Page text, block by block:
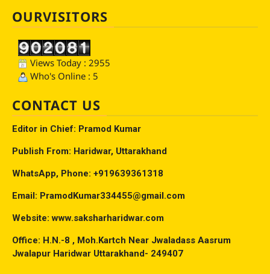
OURVISITORS
Views Today : 2955
Who's Online : 5
CONTACT US
Editor in Chief: Pramod Kumar
Publish From: Haridwar, Uttarakhand
WhatsApp, Phone: +919639361318
Email: PramodKumar334455@gmail.com
Website: www.saksharharidwar.com
Office: H.N.-8 , Moh.Kartch Near Jwaladass Aasrum
Jwalapur Haridwar Uttarakhand- 249407